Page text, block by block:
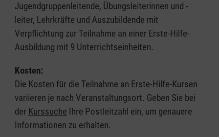
Jugendgruppenleitende, Übungsleiterinnen und -
leiter, Lehrkräfte und Auszubildende mit
Verpflichtung zur Teilnahme an einer Erste-Hilfe-
Ausbildung mit 9 Unterrichtseinheiten.
Kosten:
Die Kosten für die Teilnahme an Erste-Hilfe-Kursen
variieren je nach Veranstaltungsort. Geben Sie bei
der Kurssuche Ihre Postleitzahl ein, um genauere
Informationen zu erhalten.